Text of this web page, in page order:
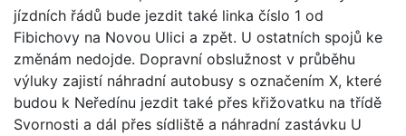
jízdních řádů bude jezdit také linka číslo 1 od
Fibichovy na Novou Ulici a zpět. U ostatních spojů ke
změnám nedojde. Dopravní obslužnost v průběhu
výluky zajistí náhradní autobusy s označením X, které
budou k Neředínu jezdit také přes křižovatku na třídě
Svornosti a dál přes sídliště a náhradní zastávku U